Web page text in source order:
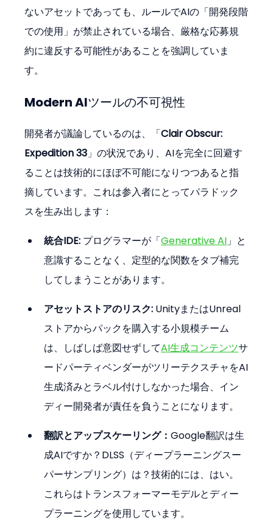
ないアセットであっても、ルールでAIの「開発段階
での使用」が禁止されている場合、厳格な応募規
約に違反する可能性があることを強調していま
す。
Modern AIツールの不可視性
開発者が議論しているのは、「Clair Obscur:
Expedition 33」の状況であり、AIを完全に回避す
ることは技術的にほぼ不可能になりつつあると指
摘しています。これは参入者にとってパラドック
スを生み出します：
統合IDE: プログラマーが「Generative AI」と
意識することなく、定型的な関数をタブ補完
してしまうことがあります。
アセットストアのリスク: UnityまたはUnreal
ストアからパックを購入する小規模チーム
は、しばしば意図せずしてAI生成コンテンツサ
ードパーティベンダーがツリーテクスチャをAI
生成済みとラベル付けしなかった場合、イン
ディー開発者が責任を負うことになります。
翻訳とアップスケーリング：Google翻訳は生
成AIですか？DLSS（ディープラーニングスー
パーサンプリング）は？技術的には、はい。
これらはトランスフォーマーモデルとディー
プラーニングを使用しています。